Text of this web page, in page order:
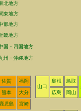
北地方
東地方
部地方
畿地方
国・四国地方
州・沖縄地方
佐賀
福岡
山口
島根
鳥取
熊本
大分 広島 岡山
鹿児島 宮崎